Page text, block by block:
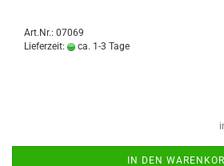
Art.Nr.: 07069
Lieferzeit:
ca. 1-3 Tage
IN DEN